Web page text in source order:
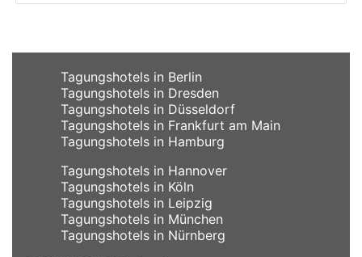
Tagungshotels in Berlin
Tagungshotels in Dresden
Tagungshotels in Düsseldorf
Tagungshotels in Frankfurt am Main
Tagungshotels in Hamburg
Tagungshotels in Hannover
Tagungshotels in Köln
Tagungshotels in Leipzig
Tagungshotels in München
Tagungshotels in Nürnberg